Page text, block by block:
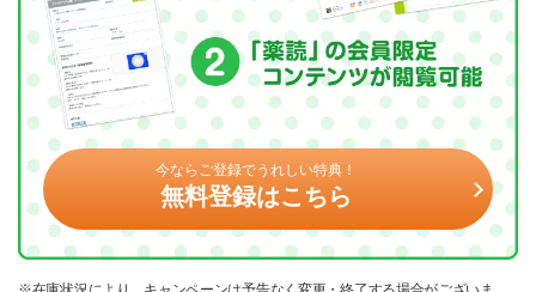
今ならご登録でうれしい特典！
無料登録はこちら